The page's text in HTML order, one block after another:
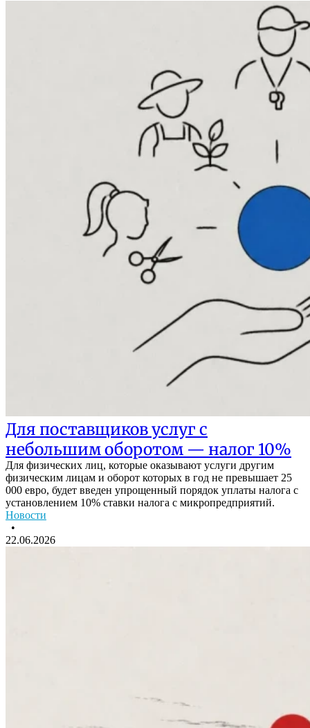
Для поставщиков услуг с
небольшим оборотом — налог 10%
Для физических лиц, которые оказывают услуги другим
физическим лицам и оборот которых в год не превышает 25
000 евро, будет введен упрощенный порядок уплаты налога с
установлением 10% ставки налога с микропредприятий.
Новости
•
22.06.2026